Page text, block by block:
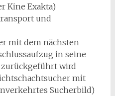
Kine Exakta)
und
mit dem nächsten
in seine
wird
mit
Sucherbild)